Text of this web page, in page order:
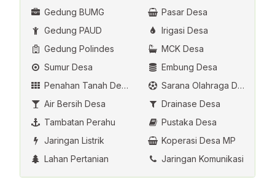
Gedung BUMG
Pasar Desa
Gedung PAUD
Irigasi Desa
Gedung Polindes
MCK Desa
Sumur Desa
Embung Desa
Penahan Tanah Desa
Sarana Olahraga Desa
Air Bersih Desa
Drainase Desa
Tambatan Perahu
Pustaka Desa
Jaringan Listrik
Koperasi Desa MP
Lahan Pertanian
Jaringan Komunikasi